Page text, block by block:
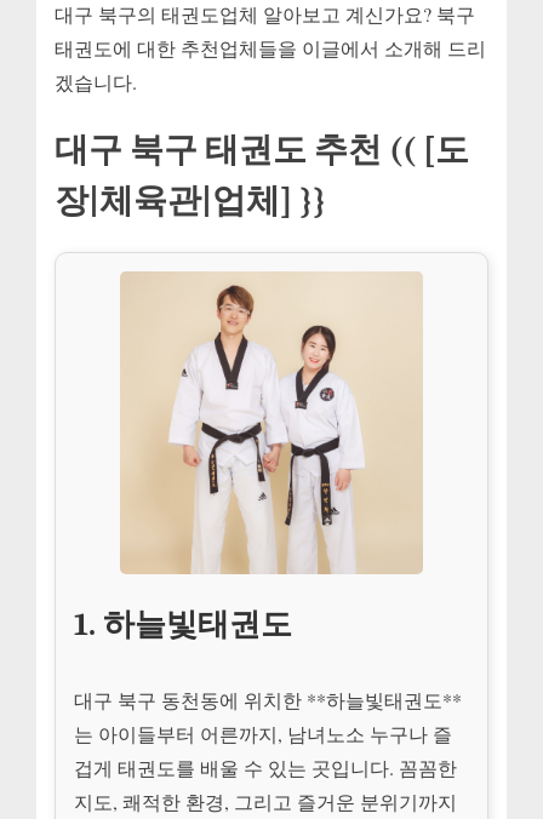
대구 북구의 태권도업체 알아보고 계신가요? 북구
태권도에 대한 추천업체들을 이글에서 소개해 드리
겠습니다.
대구 북구 태권도 추천 (( [도
장|체육관|업체] }}
1. 하늘빛태권도
대구 북구 동천동에 위치한 **하늘빛태권도**
는 아이들부터 어른까지, 남녀노소 누구나 즐
겁게 태권도를 배울 수 있는 곳입니다. 꼼꼼한
지도, 쾌적한 환경, 그리고 즐거운 분위기까지